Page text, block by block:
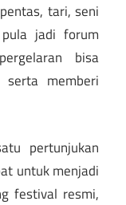
tari, seni
jadi forum
bisa
serta memberi
pertunjukan
untuk menjadi
festival resmi,